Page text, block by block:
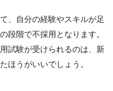
、自分の経験やスキルが足
段階で不採用となります。
試験が受けられるのは、新
ほうがいいでしょう。